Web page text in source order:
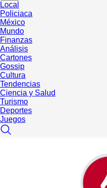
Local
Policiaca
México
Mundo
Finanzas
Análisis
Cartones
Gossip
Cultura
Tendencias
Ciencia y Salud
Turismo
Deportes
Juegos